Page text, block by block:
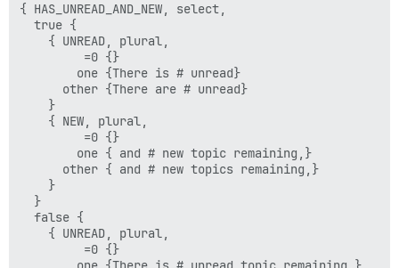
{ HAS_UNREAD_AND_NEW, select,
  true {
    { UNREAD, plural,
         =0 {}
        one {There is # unread}
      other {There are # unread}
    }
    { NEW, plural,
         =0 {}
        one { and # new topic remaining,}
      other { and # new topics remaining,}
    }
  }
  false {
    { UNREAD, plural,
         =0 {}